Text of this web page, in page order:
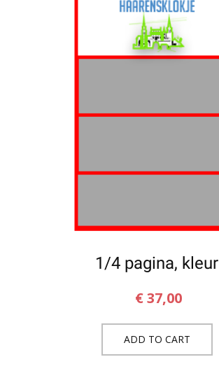
1/4 pagina, kleur
€37,00
ADD TO CART